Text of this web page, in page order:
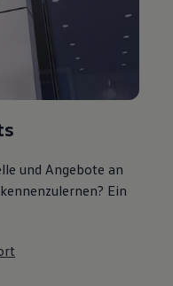
und Angebote an
Ein